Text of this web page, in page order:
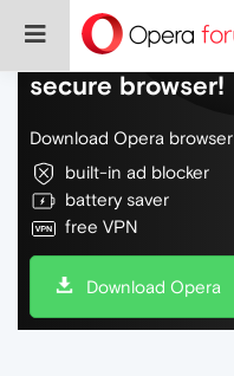
Do more on the
secure browser!
Download Opera
built-in ad blocker
battery saver
free VPN
Download Opera